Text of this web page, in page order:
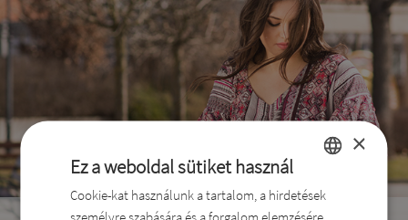
Táskák
HUNGARIAN
×
Ez a weboldal sütiket használ
Cookie-kat használunk a tartalom, a hirdetések
személyre szabására és a forgalom elemzésére.